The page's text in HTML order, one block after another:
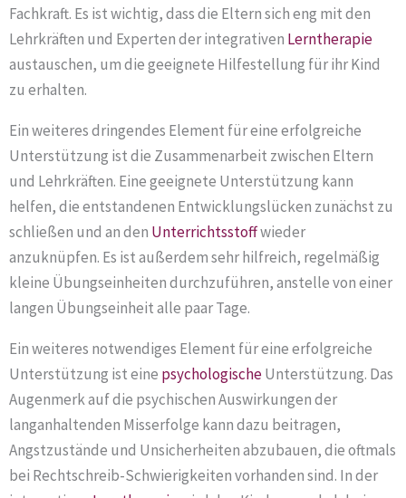
Fachkraft. Es ist wichtig, dass die Eltern sich eng mit den
Lehrkräften und Experten der integrativen Lerntherapie
austauschen, um die geeignete Hilfestellung für ihr Kind
zu erhalten.
Ein weiteres dringendes Element für eine erfolgreiche
Unterstützung ist die Zusammenarbeit zwischen Eltern
und Lehrkräften. Eine geeignete Unterstützung kann
helfen, die entstandenen Entwicklungslücken zunächst zu
schließen und an den Unterrichtsstoffwieder
anzuknüpfen. Es ist außerdem sehr hilfreich, regelmäßig
kleine Übungseinheiten durchzuführen, anstelle von einer
langen Übungseinheit alle paar Tage.
Ein weiteres notwendiges Element für eine erfolgreiche
Unterstützung ist eine psychologischeUnterstützung. Das
Augenmerk auf die psychischen Auswirkungen der
langanhaltenden Misserfolge kann dazu beitragen,
Angstzustände und Unsicherheiten abzubauen, die oftmals
bei Rechtschreib-Schwierigkeiten vorhanden sind. In der